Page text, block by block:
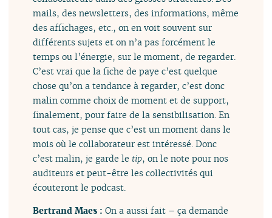
mails, des newsletters, des informations, même
des affichages, etc., on en voit souvent sur
différents sujets et on n’a pas forcément le
temps ou l’énergie, sur le moment, de regarder.
C’est vrai que la fiche de paye c’est quelque
chose qu’on a tendance à regarder, c’est donc
malin comme choix de moment et de support,
finalement, pour faire de la sensibilisation. En
tout cas, je pense que c’est un moment dans le
mois où le collaborateur est intéressé. Donc
c’est malin, je garde le tip, on le note pour nos
auditeurs et peut-être les collectivités qui
écouteront le podcast.
Bertrand Maes :On a aussi fait – ça demande